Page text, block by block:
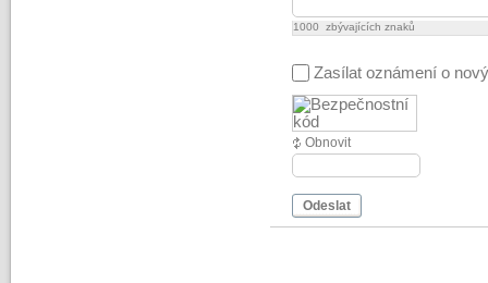
1000 zbývajících znaků
Zasílat oznámení o
Obnovit
Odeslat